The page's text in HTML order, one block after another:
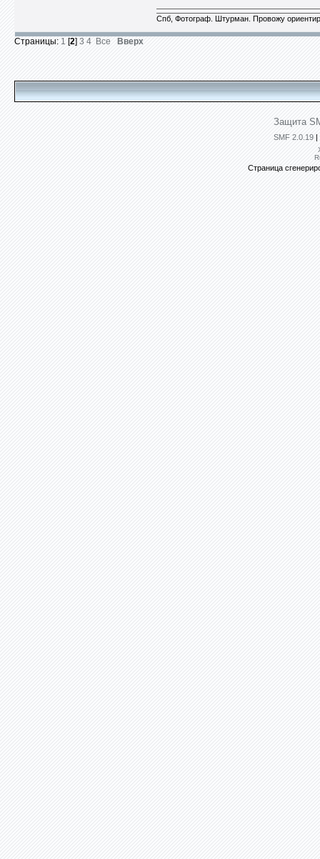
Спб, Фотограф. Штурман. Провожу
Страницы: 1 [2] 3 4 Все Вверх
Защита
SMF 2.0.19 |
Страница